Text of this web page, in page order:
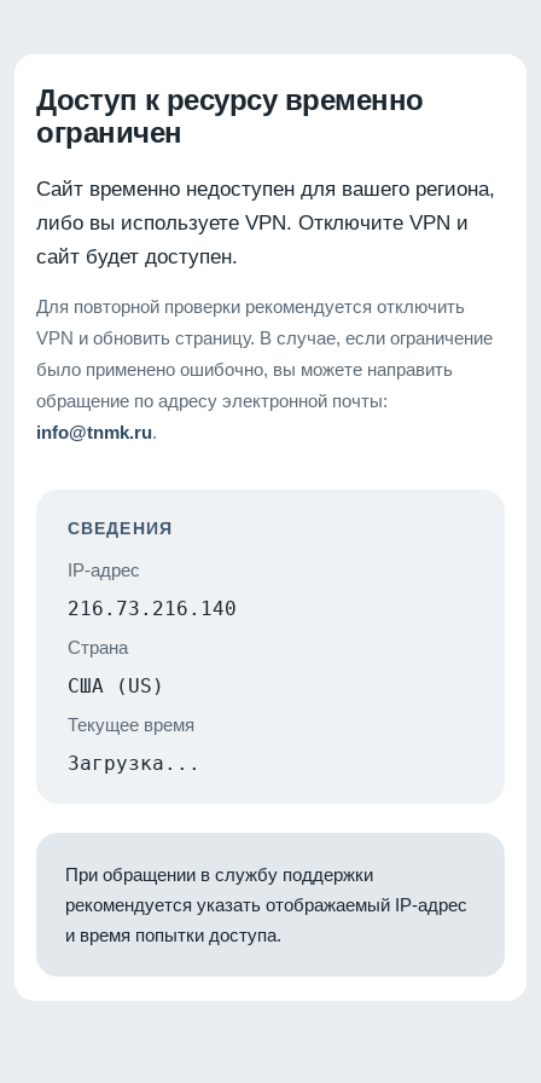
Доступ к ресурсу временно
ограничен
Сайт временно недоступен для вашего региона,
либо вы используете VPN. Отключите VPN и
сайт будет доступен.
Для повторной проверки рекомендуется отключить
VPN и обновить страницу. В случае, если ограничение
было применено ошибочно, вы можете направить
обращение по адресу электронной почты:
info@tnmk.ru.
СВЕДЕНИЯ
IP-адрес
216.73.216.140
Страна
США (US)
Текущее время
Загрузка...
При обращении в службу поддержки
рекомендуется указать отображаемый IP-адрес
и время попытки доступа.